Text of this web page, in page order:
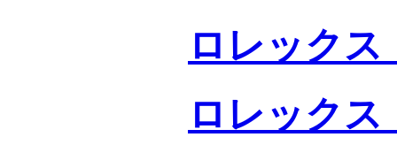
ロレックス
ロレックス